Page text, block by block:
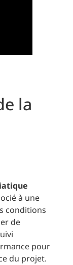
la
à une
conditions
de
pour
du projet.